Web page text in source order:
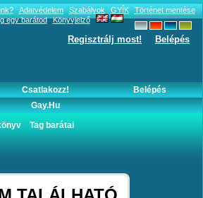
Adatvédelem Szabályok GYÍK
Történet mentése
egy barátod
Könyvjelző
Regisztrálj most! Belépés
Csatlakozz!
Belépés
Gay.hu
Tag barátai
szexualitás mocsarába
rekord